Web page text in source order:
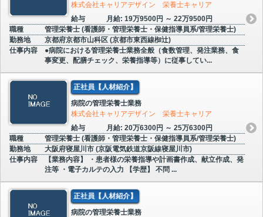
株式会社キャリアデザイン 栄養士キャリア
給与
月給: 19万9500円 ～ 22万9500円
職種
管理栄養士 (看護師・管理栄養士・保健指導員系/管理栄養士)
勤務地
京都府京都市山科区 (京都市東西線椥辻)
仕事内容
●病院における管理栄養士業務全般（食数管理、発注業務、食
事変更、配膳チェック、栄養指導等）に従事してい...
正社員【人材紹介】
病院の管理栄養士業務
株式会社キャリアデザイン 栄養士キャリア
給与
月給: 20万6300円 ～ 25万6300円
職種
管理栄養士 (看護師・管理栄養士・保健指導員系/管理栄養士)
勤務地
大阪府寝屋川市 (京阪電気鉄道京阪線寝屋川市)
仕事内容
【業務内容】 ・患者様の栄養指導や計画書作成、献立作成、発
注等 ・電子カルテの入力 【学歴】 不問 ...
正社員【人材紹介】
病院の管理栄養士業務